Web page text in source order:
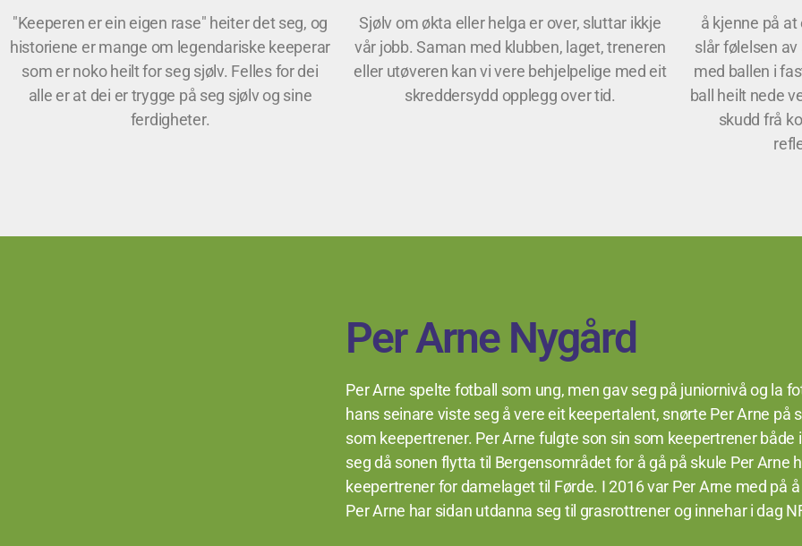
"Keeperen er ein eigen rase" heiter det seg, og
historiene er mange om legendariske keeperar
som er noko heilt for seg sjølv. Felles for dei
alle er at dei er trygge på seg sjølv og sine
ferdigheter.
Sjølv om økta eller helga er over, sluttar ikkje
vår jobb. Saman med klubben, laget, treneren
eller utøveren kan vi vere behjelpelige med eit
skreddersydd opplegg over tid.
å kjenne på
slår følelsen
med ballen i
ball heilt nede
skudd frå
Per Arne Nygård
Per Arne spelte fotball som ung, men gav seg på juniornivå og la
hans seinare viste seg å vere eit keepertalent, snørte Per Arne på
som keepertrener. Per Arne fulgte son sin som keepertrener både
seg då sonen flytta til Bergensområdet for å gå på skule Per Arne
keepertrener for damelaget til Førde. I 2016 var Per Arne med på
Per Arne har sidan utdanna seg til grasrottrener og innehar i dag